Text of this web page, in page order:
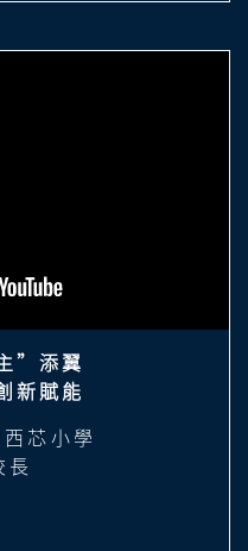
”添翼
新賦能
芯小學
長